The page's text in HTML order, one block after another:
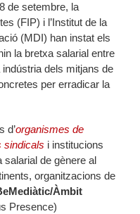
de setembre, la
(FIP) i l’Institut de la
(MDI) han instat els
la bretxa salarial entre
dels mitjans de
per erradicar la
d’organismes de
sindicals i institucions
salarial de gènere al
organitzacions de
Àmbit
Presence)